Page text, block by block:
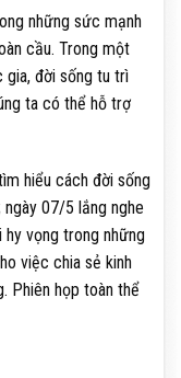
những sức mạnh
cầu. Trong một
gia, đời sống tu trì
ta có thể hỗ trợ
hiểu cách đời sống
ngày 07/5 lắng nghe
vọng trong những
việc chia sẻ kinh
Phiên họp toàn thể